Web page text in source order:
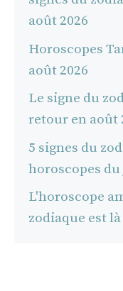
août 2026
Horoscopes
août 2026
Le signe du
retour en août
5 signes du
horoscopes du
L'horoscope
zodiaque est